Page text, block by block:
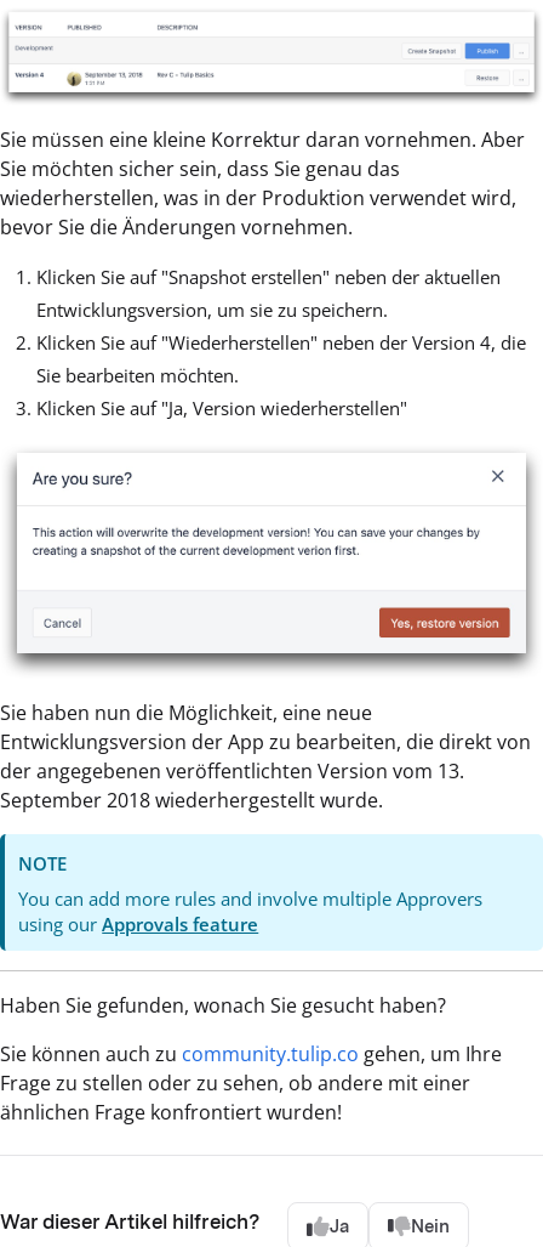
Sie müssen eine kleine Korrektur daran vornehmen. Aber
Sie möchten sicher sein, dass Sie genau das
wiederherstellen, was in der Produktion verwendet wird,
bevor Sie die Änderungen vornehmen.
Klicken Sie auf "Snapshot erstellen" neben der aktuellen
Entwicklungsversion, um sie zu speichern.
Klicken Sie auf "Wiederherstellen" neben der Version 4, die
Sie bearbeiten möchten.
Klicken Sie auf "Ja, Version wiederherstellen"
Sie haben nun die Möglichkeit, eine neue
Entwicklungsversion der App zu bearbeiten, die direkt von
der angegebenen veröffentlichten Version vom 13.
September 2018 wiederhergestellt wurde.
NOTE
You can add more rules and involve multiple Approvers
using ourApprovals feature
Haben Sie gefunden, wonach Sie gesucht haben?
Sie können auch zu community.tulip.co gehen, um Ihre
Frage zu stellen oder zu sehen, ob andere mit einer
ähnlichen Frage konfrontiert wurden!
War dieser Artikel hilfreich? Ja Nein